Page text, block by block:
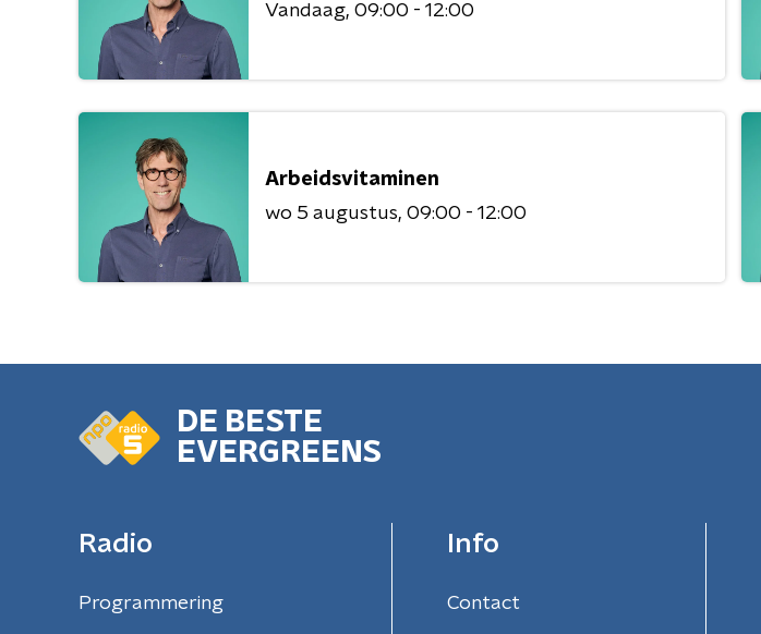
Vandaag 09:00 - 12:00
Arbeidsvitaminen
wo 5 augustus 09:00 - 12:00
DE BESTE
EVERGREENS
Radio
Programmering
Info
Contact